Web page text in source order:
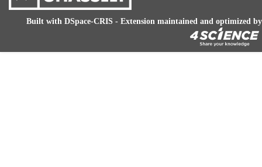
Built with DSpace-CRIS - Extension maintained and optimized by